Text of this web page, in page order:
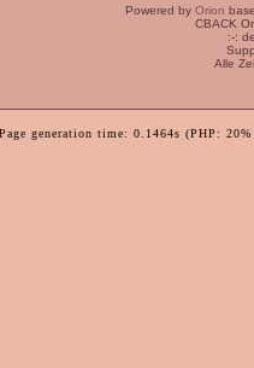
Powered by Orion
CBACK
:-:
Alle
generation time: 0.1464s (PHP: